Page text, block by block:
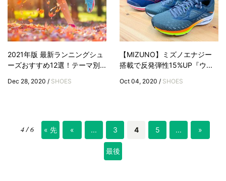
2021年版 最新ランニングシュ
ーズおすすめ12選！テーマ別...
Dec 28, 2020 / SHOES
【MIZUNO】ミズノエナジー
搭載で反発弾性15%UP『ウ...
Oct 04, 2020 / SHOES
4 / 6 « 先 « ... 3 4 5 ... »
最後